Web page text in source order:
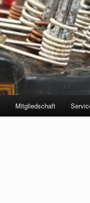
Mitgliedschaft